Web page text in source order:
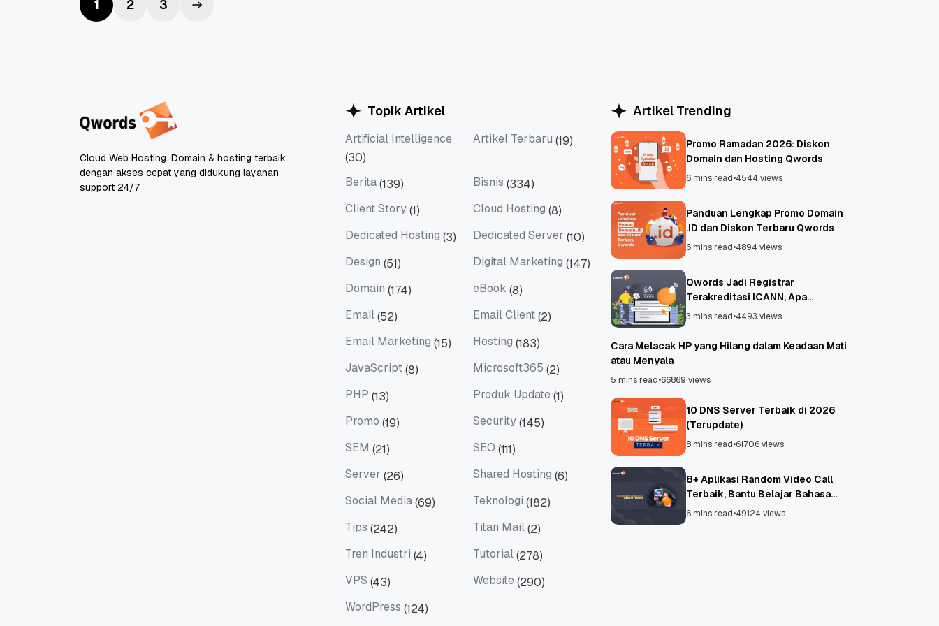
1 2 3
Cloud Web Hosting. Domain & hosting terbaik
dengan akses cepat yang didukung layanan
support 24/7
Topik Artikel
Artificial Intelligence
Artificial Intelligence
(30)
Artikel Terbaru (19)
Berita(139) Bisnis (334)
Client Story(1) Cloud Hosting (8)
Dedicated Hosting (3) Dedicated Server (10)
Design (51) Digital Marketing (147)
Domain (174) eBook (8)
Email(52) Email Client(2)
Email Marketing (15) Hosting (183)
JavaScript(8) Microsoft365 (2)
PHP (13) Produk Update (1)
Promo (19) Security(145)
SEM (21) SEO (111)
Server (26) Shared Hosting (6)
Social Media(69) Teknologi (182)
Tips (242) Titan Mail(2)
Tren Industri (4) Tutorial(278)
VPS (43) Website (290)
WordPress (124)
Artikel Trending
Promo Ramadan 2026: Diskon
Domain dan Hosting Qwords
6 mins read•4544 views
Panduan Lengkap Promo Domain
.ID dan Diskon Terbaru Qwords
6 mins read•4894 views
Qwords Jadi Registrar
Terakreditasi ICANN, Apa
Untungnya?
3 mins read•4493 views
Cara Melacak HP yang Hilang dalam Keadaan Mati
atau Menyala
5 mins read•66869 views
10 DNS Server Terbaik di 2026
(Terupdate)
8 mins read•61706 views
8+ Aplikasi Random Video Call
Terbaik, Bantu Belajar Bahasa
Asing!
6 mins read•49124 views